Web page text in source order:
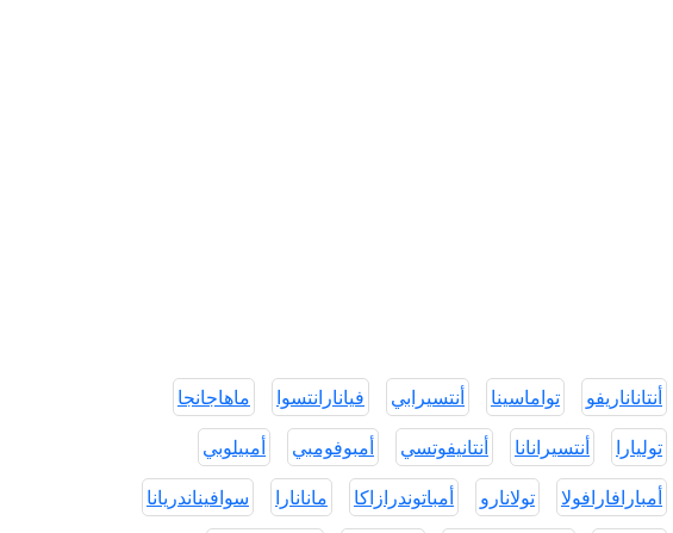
أنتاناناريفو تواماسينا أنتسيرابي فيانارانتسوا
ماهاجانجا
توليارا
أنتسيرانانا أنتانيفوتسي أمبوفومبي
أمبيلوبي
أمبارافارافولا
تولانارو أمباتوندرازاكا مانانارا
سوافيناندريانا